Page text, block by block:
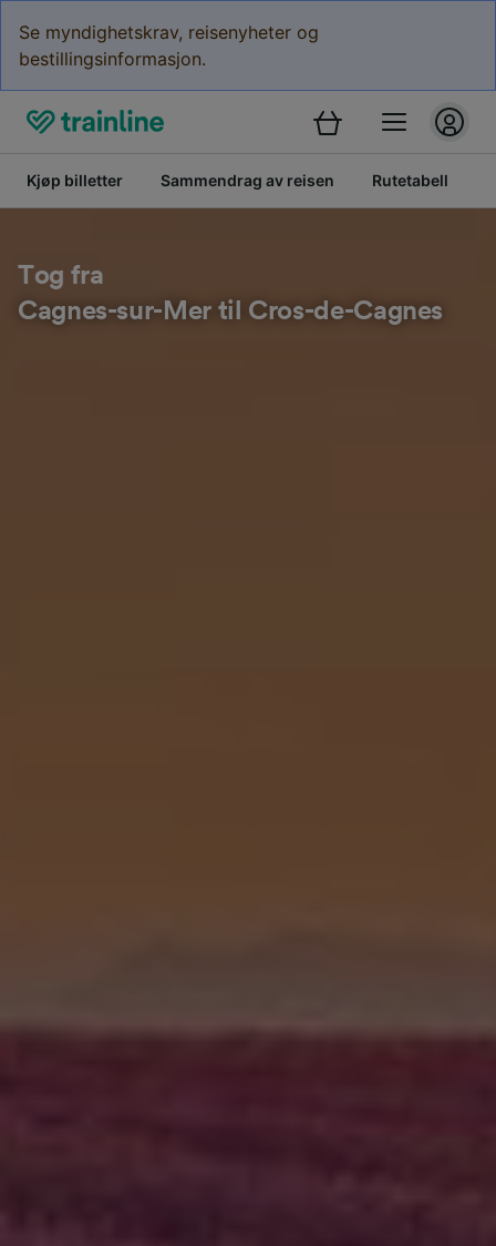
Se myndighetskrav, reisenyheter og
bestillingsinformasjon.
Kjøp billetter Sammendrag av reisen Rutetabell
Tog fra
Cagnes-sur-Mer til Cros-de-Cagnes